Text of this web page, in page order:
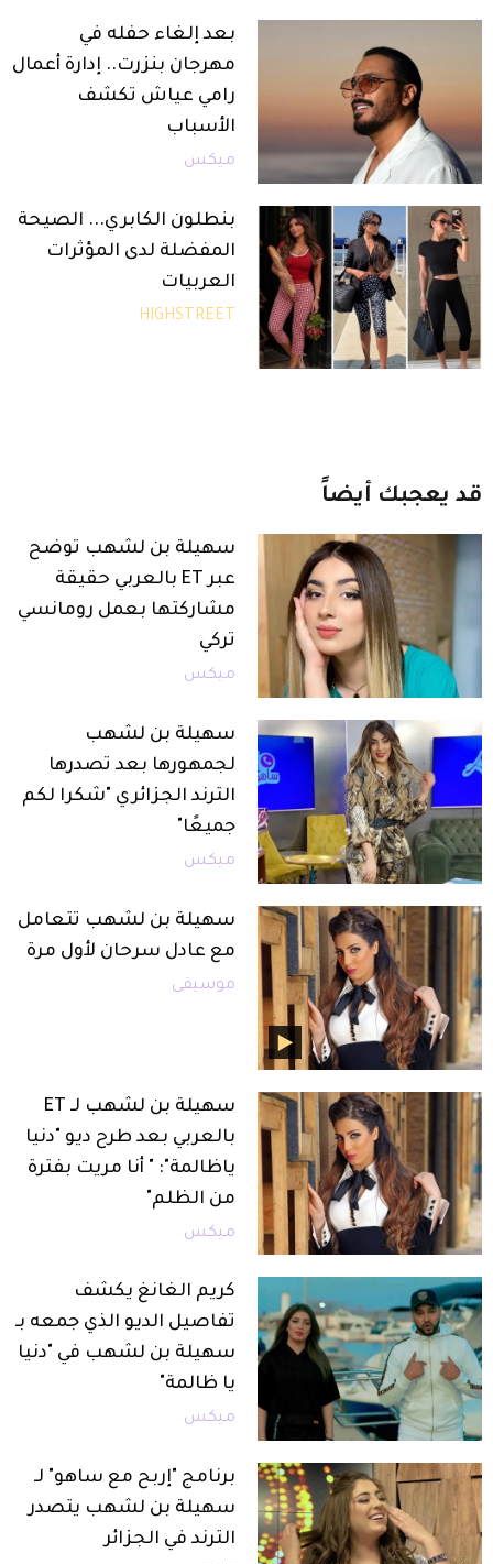
بعد إلغاء حفله في
مهرجان بنزرت.. إدارة أعمال
رامي عياش تكشف
الأسباب
ميكس
بنطلون الكابري... الصيحة
المفضلة لدى المؤثرات
العربيات
HIGHSTREET
قد يعجبك أيضاً
سهيلة بن لشهب توضح
عبر ET بالعربي حقيقة
مشاركتها بعمل رومانسي
تركي
ميكس
سهيلة بن لشهب
لجمهورها بعد تصدرها
الترند الجزائري "شكرا لكم
جميعًا"
ميكس
سهيلة بن لشهب تتعامل
مع عادل سرحان لأول مرة
موسيقى
سهيلة بن لشهب لـ ET
بالعربي بعد طرح ديو "دنيا
ياظالمة": " أنا مريت بفترة
من الظلم"
ميكس
كريم الغانغ يكشف
تفاصيل الديو الذي جمعه بـ
سهيلة بن لشهب في "دنيا
يا ظالمة"
ميكس
برنامج "إربح مع ساهو" لـ
سهيلة بن لشهب يتصدر
الترند في الجزائر